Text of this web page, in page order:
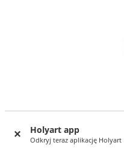
Holyart app
Odkryj teraz aplikację Holyart